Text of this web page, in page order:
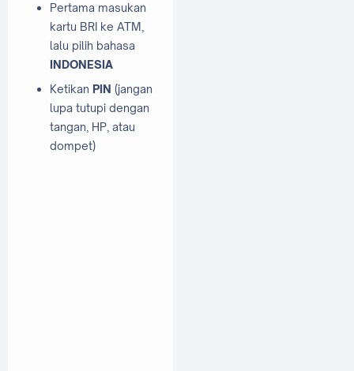
Pertama masukan
kartu BRI ke ATM,
lalu pilih bahasa
INDONESIA
Ketikan PIN (jangan
lupa tutupi dengan
tangan, HP, atau
dompet)